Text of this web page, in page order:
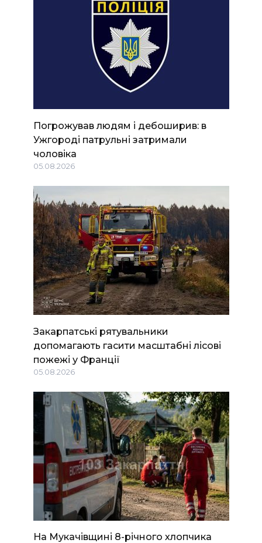
Погрожував людям і дебоширив: в
Ужгороді патрульні затримали
чоловіка
05.08.2026
Закарпатські рятувальники
допомагають гасити масштабні лісові
пожежі у Франції
05.08.2026
На Мукачівщині 8-річного хлопчика